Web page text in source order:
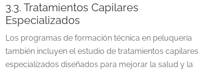
3.3. Tratamientos Capilares
Especializados
Los programas de formación técnica en peluquería
también incluyen el estudio de tratamientos capilares
especializados diseñados para mejorar la salud y la